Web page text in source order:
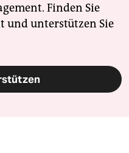
Finden Sie
und unterstützen Sie